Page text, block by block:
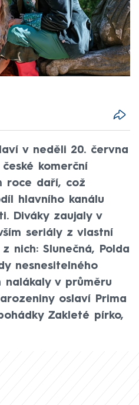
v neděli 20. června
komerční
roce daří, což
hlavního kanálu
Diváky zaujaly v
seriály z vlastní
nich: Slunečná, Polda
nesnesitelného
nalákaly v průměru
oslaví Prima
Zakleté pírko,